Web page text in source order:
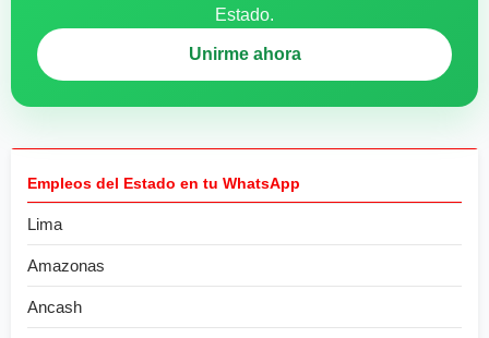
Estado.
Unirme ahora
Empleos del Estado en tu WhatsApp
Lima
Amazonas
Ancash